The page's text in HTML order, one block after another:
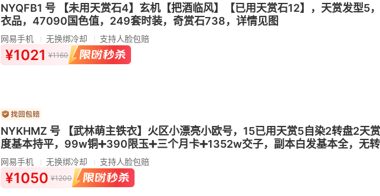
NYQFB1 号 【未用天赏石4】玄机【把酒临风】【已用天赏石12】，天赏发型
衣品，47090国色值，249套时装，奇赏石738，详情见图
网易手机 无换绑冷却 支持人脸包赔
¥1021 ¥1160
NYKHMZ 号 【武林萌主铁衣】火区小漂亮小欧号，15已用天赏5自染2转盘2天
度基本持平，99w铜➕390限玉➕三个月卡➕1352w交子，副本白发基本全，无
网易手机 无换绑冷却 支持人脸包赔
¥1050 ¥1200